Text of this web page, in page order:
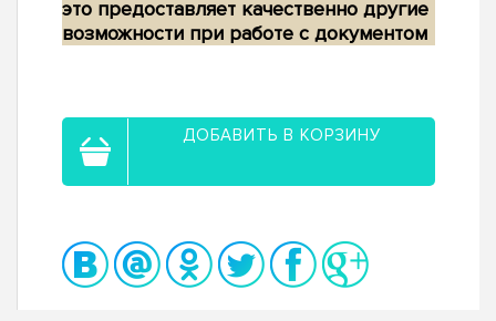
это предоставляет качественно другие
возможности при работе с документом
ДОБАВИТЬ В КОРЗИНУ